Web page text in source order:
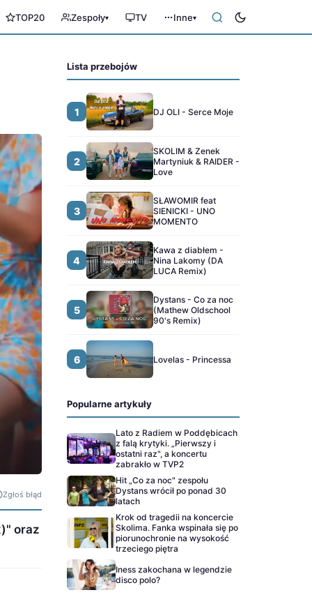
TOP20 Zespoły▾ TV Inne▾
Zgłoś błąd
oraz
Lista przebojów
1 DJ OLI - Serce Moje
2
SKOLIM & Zenek
Martyniuk & RAIDER -
Love
3
SŁAWOMIR feat
SIENICKI - UNO
MOMENTO
4
Kawa z diabłem -
Nina Lakomy (DA
LUCA Remix)
5
Dystans - Co za noc
(Mathew Oldschool
90's Remix)
6 Lovelas - Princessa
Popularne artykuły
Lato z Radiem w Poddębicach
z falą krytyki. „Pierwszy i
ostatni raz", a koncertu
zabrakło w TVP2
Hit „Co za noc" zespołu
Dystans wrócił po ponad 30
latach
Krok od tragedii na koncercie
Skolima. Fanka wspinała się po
piorunochronie na wysokość
trzeciego piętra
Iness zakochana w legendzie
disco polo?